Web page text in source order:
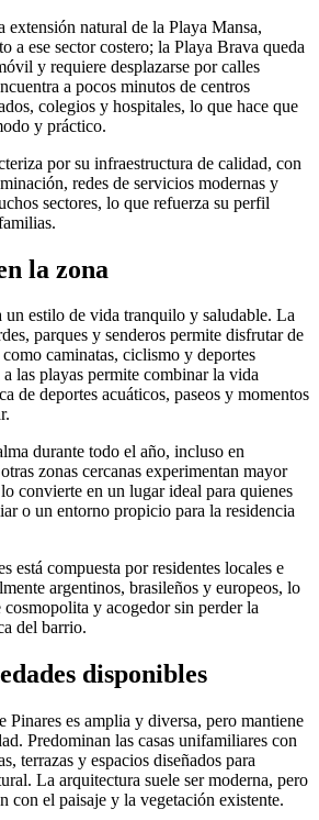
extensión natural de la Playa Mansa,
a ese sector costero; la Playa Brava queda
y requiere desplazarse por calles
a pocos minutos de centros
colegios y hospitales, lo que hace que
y práctico.
por su infraestructura de calidad, con
redes de servicios modernas y
sectores, lo que refuerza su perfil
la zona
estilo de vida tranquilo y saludable. La
parques y senderos permite disfrutar de
caminatas, ciclismo y deportes
las playas permite combinar la vida
de deportes acuáticos, paseos y momentos
durante todo el año, incluso en
zonas cercanas experimentan mayor
convierte en un lugar ideal para quienes
o un entorno propicio para la residencia
está compuesta por residentes locales e
argentinos, brasileños y europeos, lo
cosmopolita y acogedor sin perder la
del barrio.
disponibles
es amplia y diversa, pero mantiene
Predominan las casas unifamiliares con
terrazas y espacios diseñados para
La arquitectura suele ser moderna, pero
con el paisaje y la vegetación existente.